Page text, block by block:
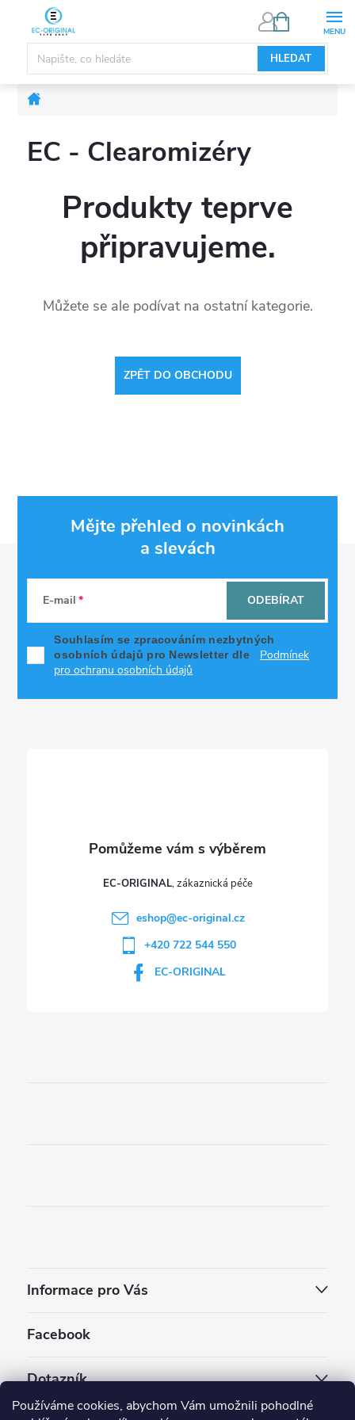
Používáme cookies, abychom Vám umožnili pohodlné
obsah
HLEDAT
NÁKUPNÍ
EC - Clearomizéry
Produkty teprve
připravujeme.
Můžete se ale podívat na ostatní kategorie.
ZPĚT DO OBCHODU
Mějte přehled o novinkách
a slevách
E-mail
Souhlasím se zpracováním nezbytných
osobních údajů pro Newsletter dle
Podmínek
pro ochranu osobních údajů
ODEBÍRAT
EC-ORIGINAL
eshop@ec-original.cz
+420 722 544 550
EC-ORIGINAL
Informace pro Vás
Facebook
Dotazník